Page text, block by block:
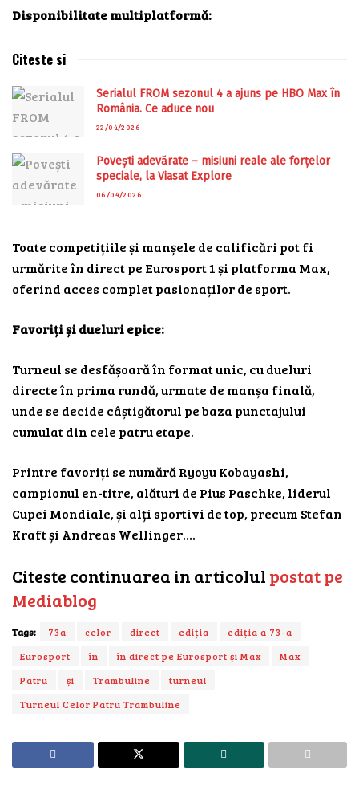
Disponibilitate multiplatformă:
Citeste si
Serialul FROM sezonul 4 a ajuns pe HBO Max în
România. Ce aduce nou
22/04/2026
Povești adevărate – misiuni reale ale forțelor
speciale, la Viasat Explore
06/04/2026
Toate competițiile și manșele de calificări pot fi
urmărite în direct pe Eurosport 1 și platforma Max,
oferind acces complet pasionaților de sport.
Favoriți și dueluri epice:
Turneul se desfășoară în format unic, cu dueluri
directe în prima rundă, urmate de manșa finală,
unde se decide câștigătorul pe baza punctajului
cumulat din cele patru etape.
Printre favoriți se numără Ryoyu Kobayashi,
campionul en-titre, alături de Pius Paschke, liderul
Cupei Mondiale, și alți sportivi de top, precum Stefan
Kraft și Andreas Wellinger….
Citeste continuarea in articolul postat pe
Mediablog
Tags: 73a celor direct ediția
ediția a 73-a
Eurosport
în în direct pe Eurosport și Max
Max
Patru
și Trambuline
turneul
Turneul Celor Patru Trambuline